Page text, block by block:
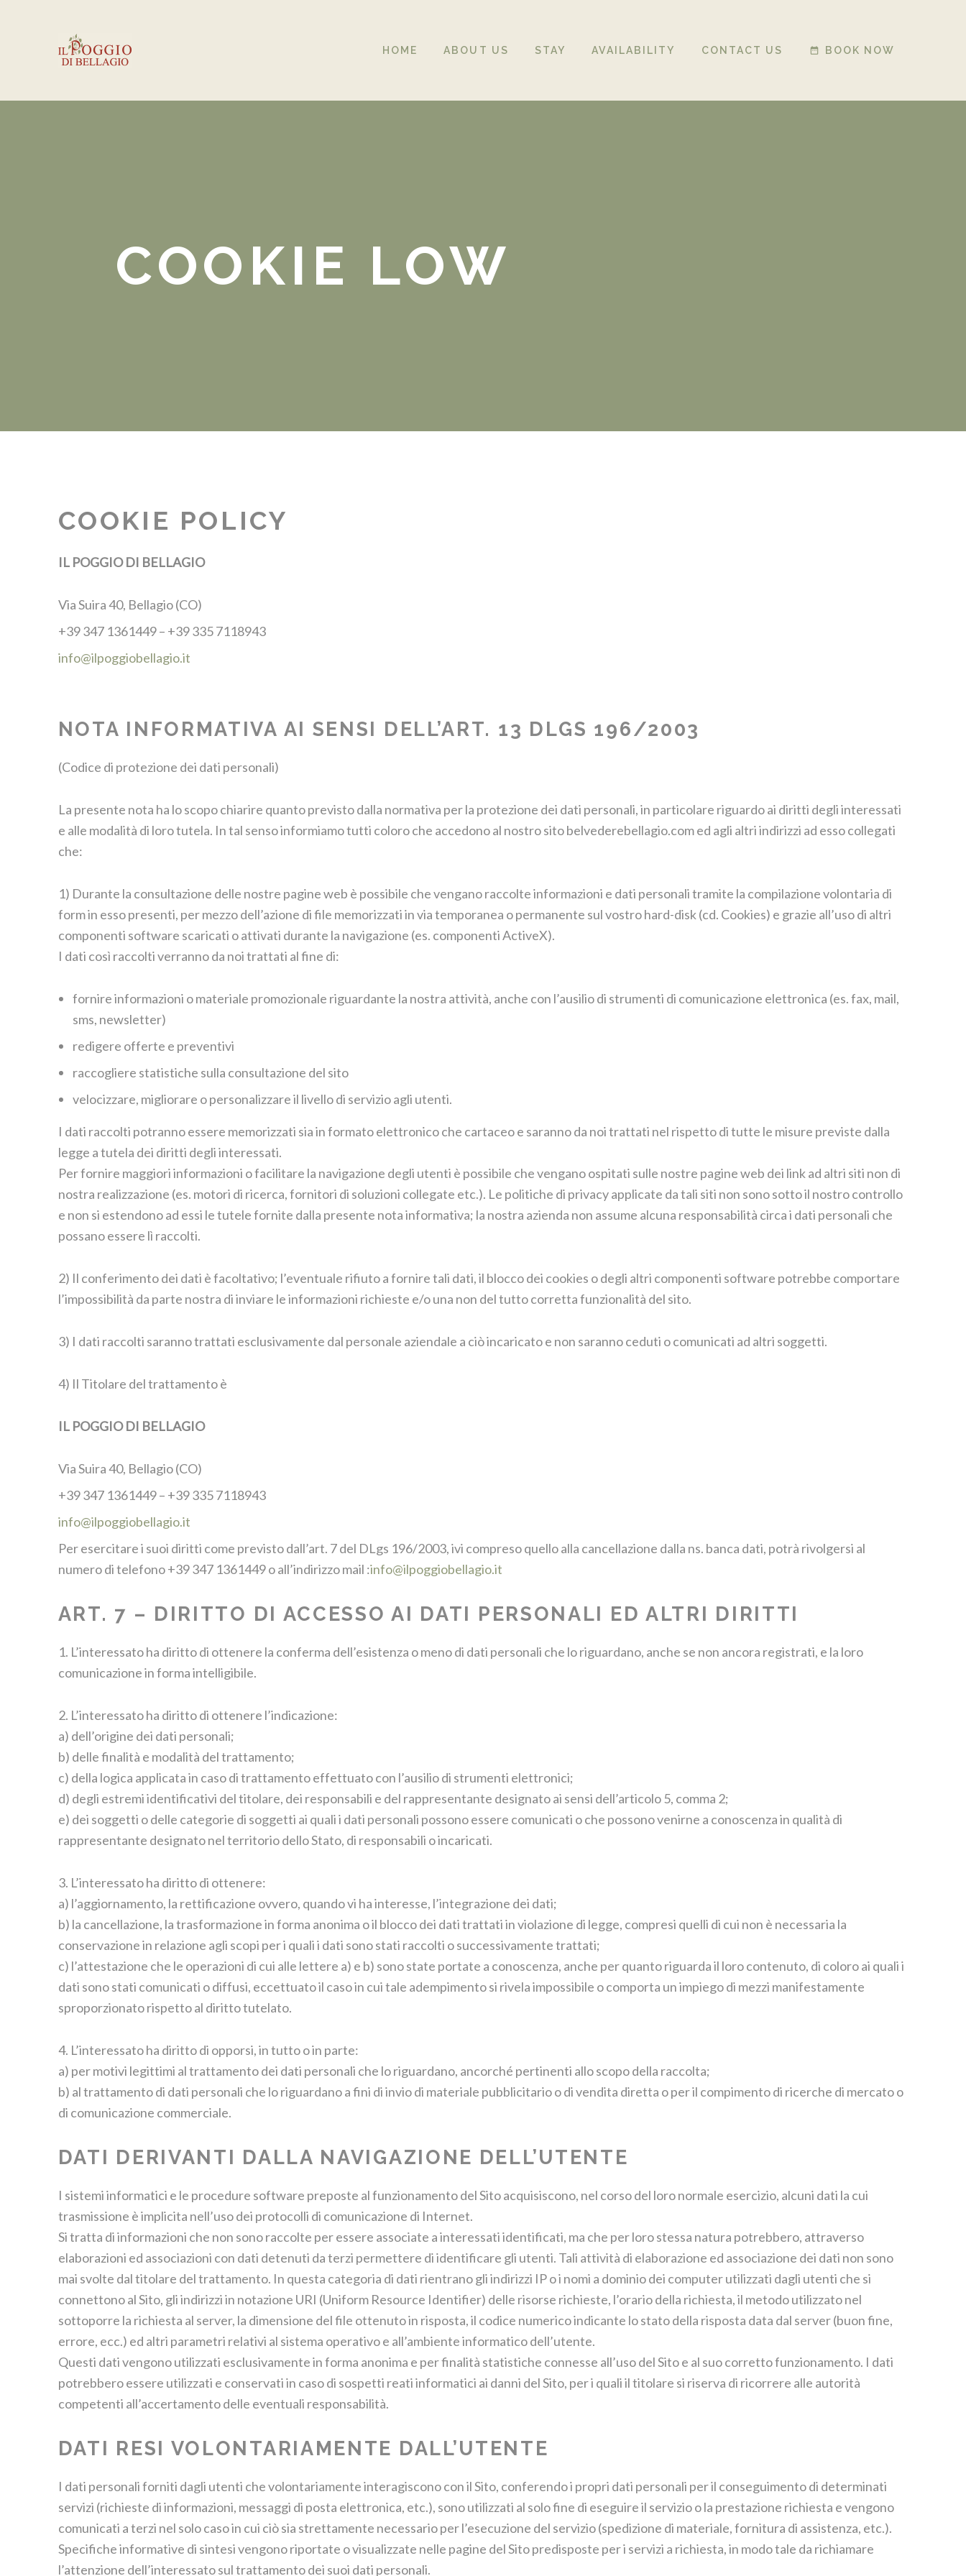
HOME ABOUT US STAY AVAILABILITY CONTACT US date_range BOOK NOW
COOKIE LOW
COOKIE POLICY
IL POGGIO DI BELLAGIO
Via Suira 40, Bellagio (CO)
+39 347 1361449 – +39 335 7118943
info@ilpoggiobellagio.it
NOTA INFORMATIVA AI SENSI DELL’ART. 13 DLGS 196/2003
(Codice di protezione dei dati personali)
La presente nota ha lo scopo chiarire quanto previsto dalla normativa per la protezione dei dati personali, in particolare riguardo ai diritti degli interessati
e alle modalità di loro tutela. In tal senso informiamo tutti coloro che accedono al nostro sito belvederebellagio.com ed agli altri indirizzi ad esso collegati
che:
1) Durante la consultazione delle nostre pagine web è possibile che vengano raccolte informazioni e dati personali tramite la compilazione volontaria di
form in esso presenti, per mezzo dell’azione di file memorizzati in via temporanea o permanente sul vostro hard-disk (cd. Cookies) e grazie all’uso di altri
componenti software scaricati o attivati durante la navigazione (es. componenti ActiveX).
I dati così raccolti verranno da noi trattati al fine di:
fornire informazioni o materiale promozionale riguardante la nostra attività, anche con l’ausilio di strumenti di comunicazione elettronica (es. fax, mail,
sms, newsletter)
redigere offerte e preventivi
raccogliere statistiche sulla consultazione del sito
velocizzare, migliorare o personalizzare il livello di servizio agli utenti.
I dati raccolti potranno essere memorizzati sia in formato elettronico che cartaceo e saranno da noi trattati nel rispetto di tutte le misure previste dalla
legge a tutela dei diritti degli interessati.
Per fornire maggiori informazioni o facilitare la navigazione degli utenti è possibile che vengano ospitati sulle nostre pagine web dei link ad altri siti non di
nostra realizzazione (es. motori di ricerca, fornitori di soluzioni collegate etc.). Le politiche di privacy applicate da tali siti non sono sotto il nostro controllo
e non si estendono ad essi le tutele fornite dalla presente nota informativa; la nostra azienda non assume alcuna responsabilità circa i dati personali che
possano essere lì raccolti.
2) Il conferimento dei dati è facoltativo; l’eventuale rifiuto a fornire tali dati, il blocco dei cookies o degli altri componenti software potrebbe comportare
l’impossibilità da parte nostra di inviare le informazioni richieste e/o una non del tutto corretta funzionalità del sito.
3) I dati raccolti saranno trattati esclusivamente dal personale aziendale a ciò incaricato e non saranno ceduti o comunicati ad altri soggetti.
4) Il Titolare del trattamento è
IL POGGIO DI BELLAGIO
Via Suira 40, Bellagio (CO)
+39 347 1361449 – +39 335 7118943
info@ilpoggiobellagio.it
Per esercitare i suoi diritti come previsto dall’art. 7 del DLgs 196/2003, ivi compreso quello alla cancellazione dalla ns. banca dati, potrà rivolgersi al
numero di telefono +39 347 1361449 o all’indirizzo mail :info@ilpoggiobellagio.it
ART. 7 – DIRITTO DI ACCESSO AI DATI PERSONALI ED ALTRI DIRITTI
1. L’interessato ha diritto di ottenere la conferma dell’esistenza o meno di dati personali che lo riguardano, anche se non ancora registrati, e la loro
comunicazione in forma intelligibile.
2. L’interessato ha diritto di ottenere l’indicazione:
a) dell’origine dei dati personali;
b) delle finalità e modalità del trattamento;
c) della logica applicata in caso di trattamento effettuato con l’ausilio di strumenti elettronici;
d) degli estremi identificativi del titolare, dei responsabili e del rappresentante designato ai sensi dell’articolo 5, comma 2;
e) dei soggetti o delle categorie di soggetti ai quali i dati personali possono essere comunicati o che possono venirne a conoscenza in qualità di
rappresentante designato nel territorio dello Stato, di responsabili o incaricati.
3. L’interessato ha diritto di ottenere:
a) l’aggiornamento, la rettificazione ovvero, quando vi ha interesse, l’integrazione dei dati;
b) la cancellazione, la trasformazione in forma anonima o il blocco dei dati trattati in violazione di legge, compresi quelli di cui non è necessaria la
conservazione in relazione agli scopi per i quali i dati sono stati raccolti o successivamente trattati;
c) l’attestazione che le operazioni di cui alle lettere a) e b) sono state portate a conoscenza, anche per quanto riguarda il loro contenuto, di coloro ai quali i
dati sono stati comunicati o diffusi, eccettuato il caso in cui tale adempimento si rivela impossibile o comporta un impiego di mezzi manifestamente
sproporzionato rispetto al diritto tutelato.
4. L’interessato ha diritto di opporsi, in tutto o in parte:
a) per motivi legittimi al trattamento dei dati personali che lo riguardano, ancorché pertinenti allo scopo della raccolta;
b) al trattamento di dati personali che lo riguardano a fini di invio di materiale pubblicitario o di vendita diretta o per il compimento di ricerche di mercato o
di comunicazione commerciale.
DATI DERIVANTI DALLA NAVIGAZIONE DELL’UTENTE
I sistemi informatici e le procedure software preposte al funzionamento del Sito acquisiscono, nel corso del loro normale esercizio, alcuni dati la cui
trasmissione è implicita nell’uso dei protocolli di comunicazione di Internet.
Si tratta di informazioni che non sono raccolte per essere associate a interessati identificati, ma che per loro stessa natura potrebbero, attraverso
elaborazioni ed associazioni con dati detenuti da terzi permettere di identificare gli utenti. Tali attività di elaborazione ed associazione dei dati non sono
mai svolte dal titolare del trattamento. In questa categoria di dati rientrano gli indirizzi IP o i nomi a dominio dei computer utilizzati dagli utenti che si
connettono al Sito, gli indirizzi in notazione URI (Uniform Resource Identifier) delle risorse richieste, l’orario della richiesta, il metodo utilizzato nel
sottoporre la richiesta al server, la dimensione del file ottenuto in risposta, il codice numerico indicante lo stato della risposta data dal server (buon fine,
errore, ecc.) ed altri parametri relativi al sistema operativo e all’ambiente informatico dell’utente.
Questi dati vengono utilizzati esclusivamente in forma anonima e per finalità statistiche connesse all’uso del Sito e al suo corretto funzionamento. I dati
potrebbero essere utilizzati e conservati in caso di sospetti reati informatici ai danni del Sito, per i quali il titolare si riserva di ricorrere alle autorità
competenti all’accertamento delle eventuali responsabilità.
DATI RESI VOLONTARIAMENTE DALL’UTENTE
I dati personali forniti dagli utenti che volontariamente interagiscono con il Sito, conferendo i propri dati personali per il conseguimento di determinati
servizi (richieste di informazioni, messaggi di posta elettronica, etc.), sono utilizzati al solo fine di eseguire il servizio o la prestazione richiesta e vengono
comunicati a terzi nel solo caso in cui ciò sia strettamente necessario per l’esecuzione del servizio (spedizione di materiale, fornitura di assistenza, etc.).
Specifiche informative di sintesi vengono riportate o visualizzate nelle pagine del Sito predisposte per i servizi a richiesta, in modo tale da richiamare
l’attenzione dell’interessato sul trattamento dei suoi dati personali.